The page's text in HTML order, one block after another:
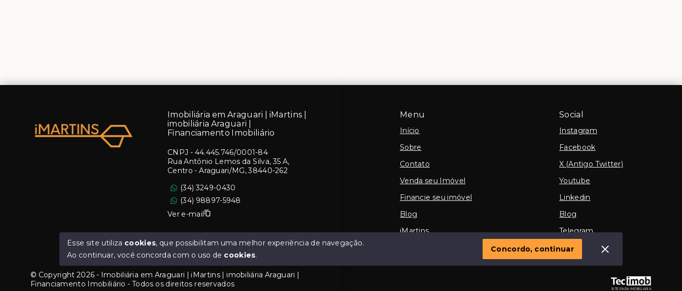
Menu
Início
Sobre
Contato
Venda seu Imóvel
Financie seu imóvel
Blog
iMartins
Social
Instagram
Facebook
X (Antigo Twitter)
Youtube
Linkedin
Blog
Telegram
TikTok
SITE PARA IMOBILIARIA
Imobiliária em Araguari | iMartins |
imobiliária Araguari |
Financiamento Imobiliário
CNPJ - 44.445.746/0001-84
Rua Antônio Lemos da Silva, 35 A,
Centro - Araguari/MG, 38440-262
(34) 3249-0430
(34) 98897-5948
Ver e-mail
© Copyright 2026 - Imobiliária em Araguari | iMartins | imobiliária Araguari |
Financiamento Imobiliário - Todos os direitos reservados
Esse site utiliza cookies, que possibilitam uma melhor experiência de navegação.
Ao continuar, você concorda com o uso de cookies.
Concordo, continuar